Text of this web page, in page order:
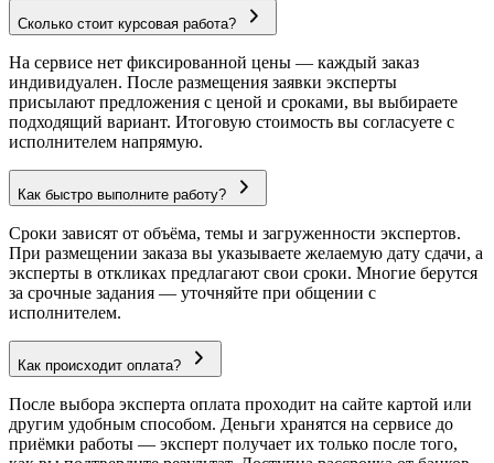
Сколько стоит курсовая работа?
На сервисе нет фиксированной цены — каждый заказ
индивидуален. После размещения заявки эксперты
присылают предложения с ценой и сроками, вы выбираете
подходящий вариант. Итоговую стоимость вы согласуете с
исполнителем напрямую.
Как быстро выполните работу?
Сроки зависят от объёма, темы и загруженности экспертов.
При размещении заказа вы указываете желаемую дату сдачи, а
эксперты в откликах предлагают свои сроки. Многие берутся
за срочные задания — уточняйте при общении с
исполнителем.
Как происходит оплата?
После выбора эксперта оплата проходит на сайте картой или
другим удобным способом. Деньги хранятся на сервисе до
приёмки работы — эксперт получает их только после того,